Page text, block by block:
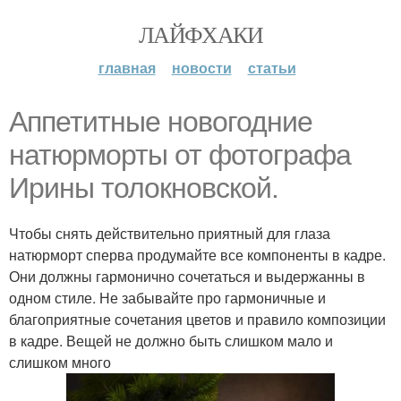
ЛАЙФХАКИ
главная новости статьи
Аппетитные новогодние
натюрморты от фотографа
Ирины толокновской.
Чтобы снять действительно приятный для глаза
натюрморт сперва продумайте все компоненты в кадре.
Они должны гармонично сочетаться и выдержанны в
одном стиле. Не забывайте про гармоничные и
благоприятные сочетания цветов и правило композиции
в кадре. Вещей не должно быть слишком мало и
слишком много